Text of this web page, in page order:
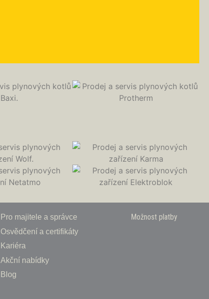
Pro majitele a správce
Osvědčení a certifikáty
Kariéra
Akční nabídky
Blog
Možnost platby